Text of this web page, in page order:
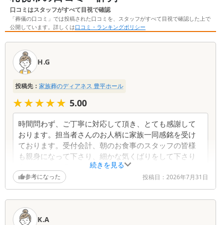
口コミはスタッフがすべて目視で確認
「葬儀の口コミ」では投稿された口コミを、スタッフがすべて目視で確認した上で
公開しています。詳しくは口コミ・ランキングポリシー
口
続きを見る
H.G
投稿先： 家族葬のディアネス 豊平ホール
★★★★★
★★★★★ 5.00
時間問わず、ご丁寧に対応して頂き、とても感謝して
おります。担当者さんのお人柄に家族一同感銘を受け
ております。受付会計、朝のお食事のスタッフの皆様
も親身になって下さり、細かな気くばりをして下さり
安心して父を見送ることができました。担当者さんの
生寿司とてもうれしかったです。父も喜んでいたと思
います。ありがとうございました。
参考になった 投稿日： 2026年7月31日
K.A